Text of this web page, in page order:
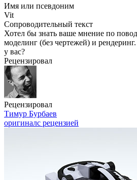
Имя или псевдоним
Vit
Сопроводительный текст
Хотел бы знать ваше мнение по
моделинг (без чертежей) и
у вас?
Рецензировал
Рецензировал
Тимур Бурбаев
оригиналс рецензией